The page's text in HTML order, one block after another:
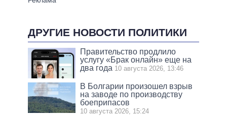
ДРУГИЕ НОВОСТИ ПОЛИТИКИ
Правительство продлило
услугу «Брак онлайн» еще на
два года 10 августа 2026, 13:46
В Болгарии произошел взрыв
на заводе по производству
боеприпасов
10 августа 2026, 15:24